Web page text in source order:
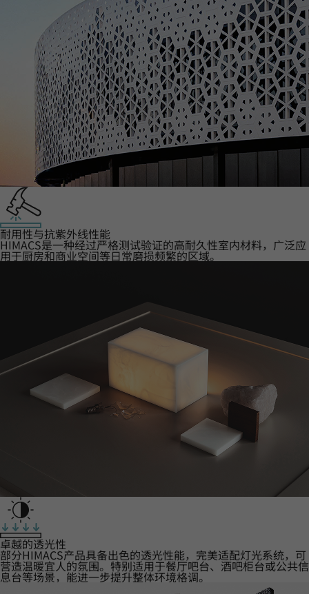
耐用性与抗紫外线性能
HIMACS是一种经过严格测试验证的高耐久性室内材料，广泛应
用于厨房和商业空间等日常磨损频繁的区域。
卓越的透光性
部分HIMACS产品具备出色的透光性能，完美适配灯光系统，可
营造温暖宜人的氛围。特别适用于餐厅吧台、酒吧柜台或公共信
息台等场景，能进一步提升整体环境格调。